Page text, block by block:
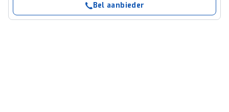
Bel aanbieder